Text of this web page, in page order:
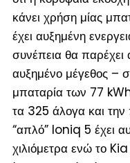
κάνει χρήση μίας
έχει αυξημένη
συνέπεια θα παρέχει
αυξημένο μέγεθος –
μπαταρία των 77
τα 325 άλογα και
“απλό” Ioniq 5 έχει
χιλιόμετρα ενώ το